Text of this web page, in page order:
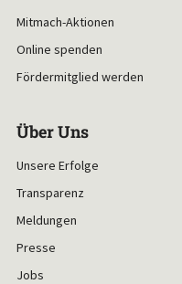
Mitmach-Aktionen
Online spenden
Fördermitglied werden
Über Uns
Unsere Erfolge
Transparenz
Meldungen
Presse
Jobs